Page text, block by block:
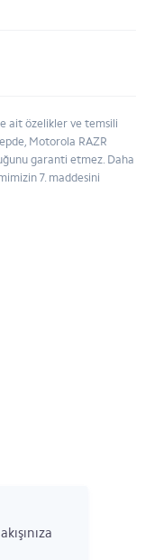
ait özelikler ve temsili
Motorola RAZR
garanti etmez. Daha
7. maddesini